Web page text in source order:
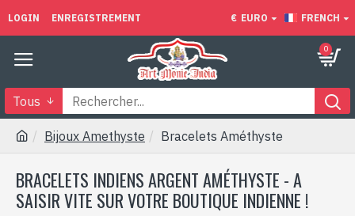
LOGIN ENREGISTREMENT € EURO FRENCH
0
Tous
Bijoux Amethyste Bracelets Améthyste
BRACELETS INDIENS ARGENT AMÉTHYSTE - A
SAISIR VITE SUR VOTRE BOUTIQUE INDIENNE !